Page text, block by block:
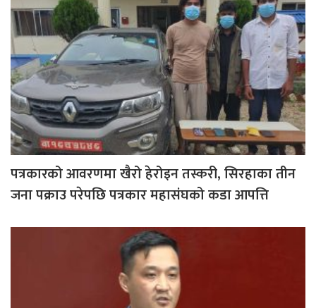
पत्रकारको आवरणमा खैरो हेरोइन तस्करी, सिरहाका तीन
जना पक्राउ परेपछि पत्रकार महासंघको कडा आपत्ति